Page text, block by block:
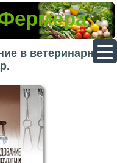
в ветеринарной